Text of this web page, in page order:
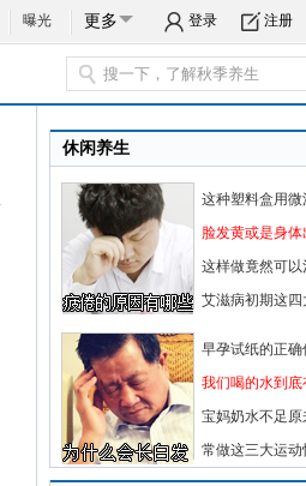
曝光 更多 登录 注册
休闲养生
这种塑料盒用
脸发黄或是身
这样做竟然可
艾滋病初期这
早孕试纸的正
我们喝的水到
宝妈奶水不足
常做这三大运